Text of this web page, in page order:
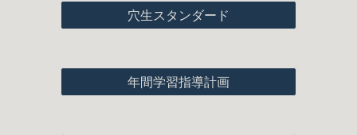
穴生スタンダード
年間学習指導計画